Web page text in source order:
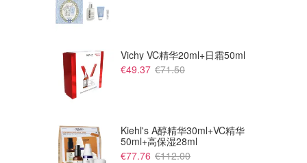
Vichy VC精华20ml+日霜50ml
€49.37 €71.50
Kiehl's A醇精华30ml+VC精华
50ml+高保湿28ml
€77.76 €112.00